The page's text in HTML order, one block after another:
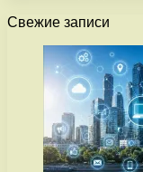
Свежие записи